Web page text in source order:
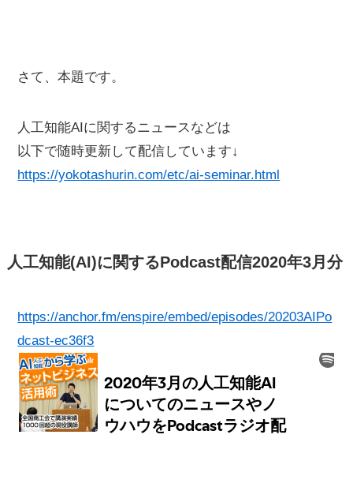
さて、本題です。
人工知能AIに関するニュースなどは
以下で随時更新して配信しています↓
https://yokotashurin.com/etc/ai-seminar.html
人工知能(AI)に関するPodcast配信2020年3月分
https://anchor.fm/enspire/embed/episodes/20203AIPo
dcast-ec36f3